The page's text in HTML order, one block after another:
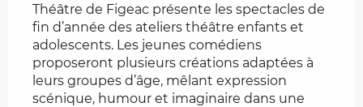
Théâtre de Figeac présente les spectacles de
fin d’année des ateliers théâtre enfants et
adolescents. Les jeunes comédiens
proposeront plusieurs créations adaptées à
leurs groupes d’âge, mêlant expression
scénique, humour et imaginaire dans une